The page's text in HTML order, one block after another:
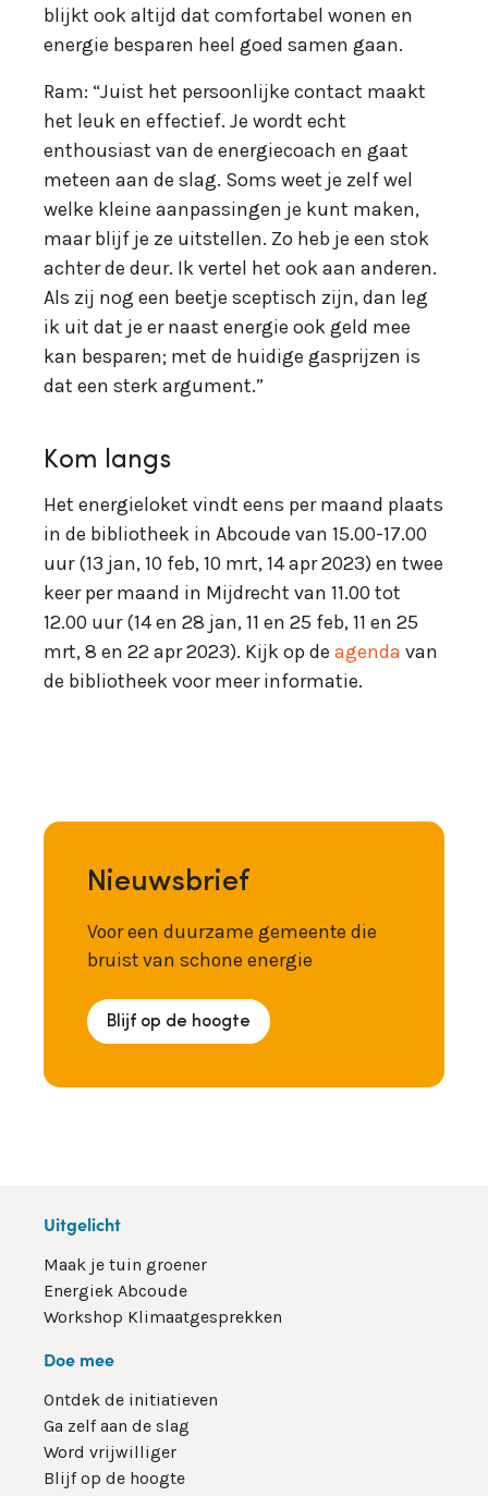
blijkt ook altijd dat comfortabel wonen en
energie besparen heel goed samen gaan.
Ram: “Juist het persoonlijke contact maakt
het leuk en effectief. Je wordt echt
enthousiast van de energiecoach en gaat
meteen aan de slag. Soms weet je zelf wel
welke kleine aanpassingen je kunt maken,
maar blijf je ze uitstellen. Zo heb je een stok
achter de deur. Ik vertel het ook aan anderen.
Als zij nog een beetje sceptisch zijn, dan leg
ik uit dat je er naast energie ook geld mee
kan besparen; met de huidige gasprijzen is
dat een sterk argument.”
Kom langs
Het energieloket vindt eens per maand plaats
in de bibliotheek in Abcoude van 15.00-17.00
uur (13 jan, 10 feb, 10 mrt, 14 apr 2023) en twee
keer per maand in Mijdrecht van 11.00 tot
12.00 uur (14 en 28 jan, 11 en 25 feb, 11 en 25
mrt, 8 en 22 apr 2023). Kijk op de agenda van
de bibliotheek voor meer informatie.
Nieuwsbrief
Voor een duurzame gemeente die
bruist van schone energie
Blijf op de hoogte
Uitgelicht
Maak je tuin groener
Energiek Abcoude
Workshop Klimaatgesprekken
Doe mee
Ontdek de initiatieven
Ga zelf aan de slag
Word vrijwilliger
Blijf op de hoogte